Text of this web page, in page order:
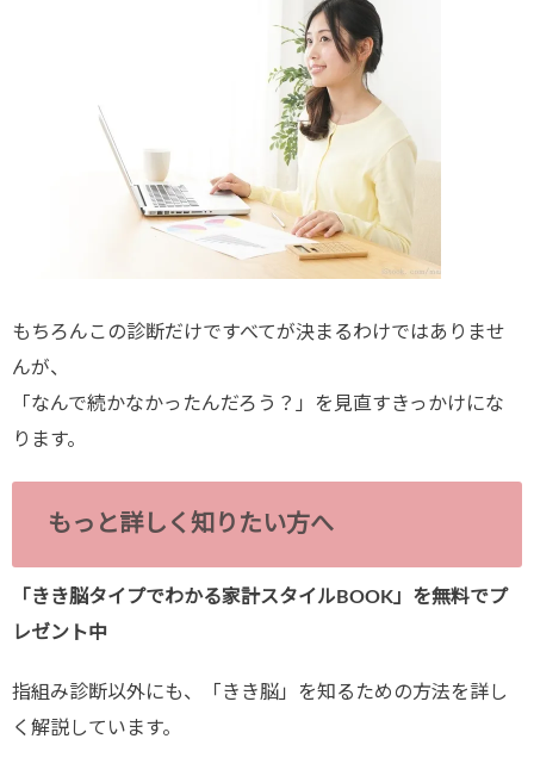
もちろんこの診断だけですべてが決まるわけではありませ
んが、
「なんで続かなかったんだろう？」を見直すきっかけにな
ります。
もっと詳しく知りたい方へ
「きき脳タイプでわかる家計スタイルBOOK」を無料でプ
レゼント中
指組み診断以外にも、「きき脳」を知るための方法を詳し
く解説しています。